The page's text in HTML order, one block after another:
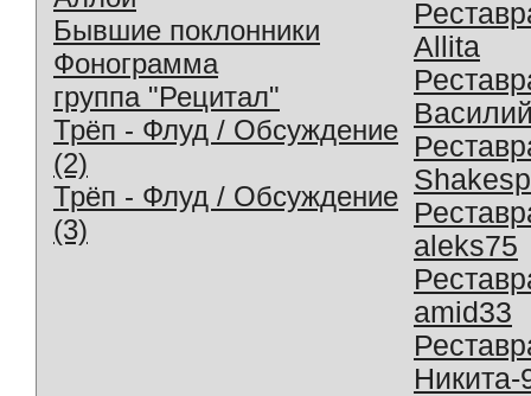
Бывшие поклонники
Фонограмма
группа "Рецитал"
Трёп - Флуд / Обсуждение
(2)
Трёп - Флуд / Обсуждение
(3)
Allita
aleks75
amid33
Никита-